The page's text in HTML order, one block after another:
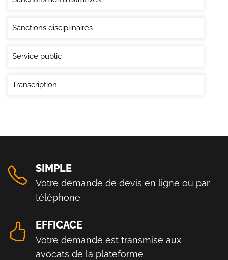
Sanctions disciplinaires
Service public
Transcription
SIMPLE
Votre demande de devis en ligne ou par
téléphone
EFFICACE
Votre demande est transmise aux
avocats de la plateforme